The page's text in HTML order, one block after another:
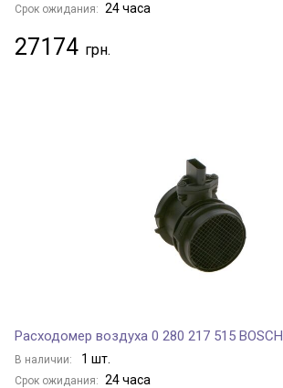
Срок ожидания: 24 часа
27174
Расходомер воздуха 0 280 217 515 BOSCH
В наличии: 1 шт.
Срок ожидания: 24 часа